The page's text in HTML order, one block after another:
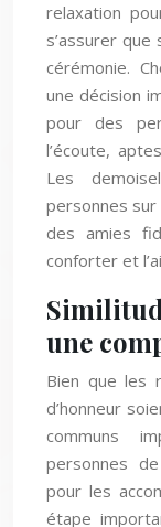
relaxation
s’assurer
cérémonie.
une décision
pour des
l’écoute,
Les
personnes
des amies
conforter et
une
Bien que les
d’honneur
communs
personnes
pour les
étape